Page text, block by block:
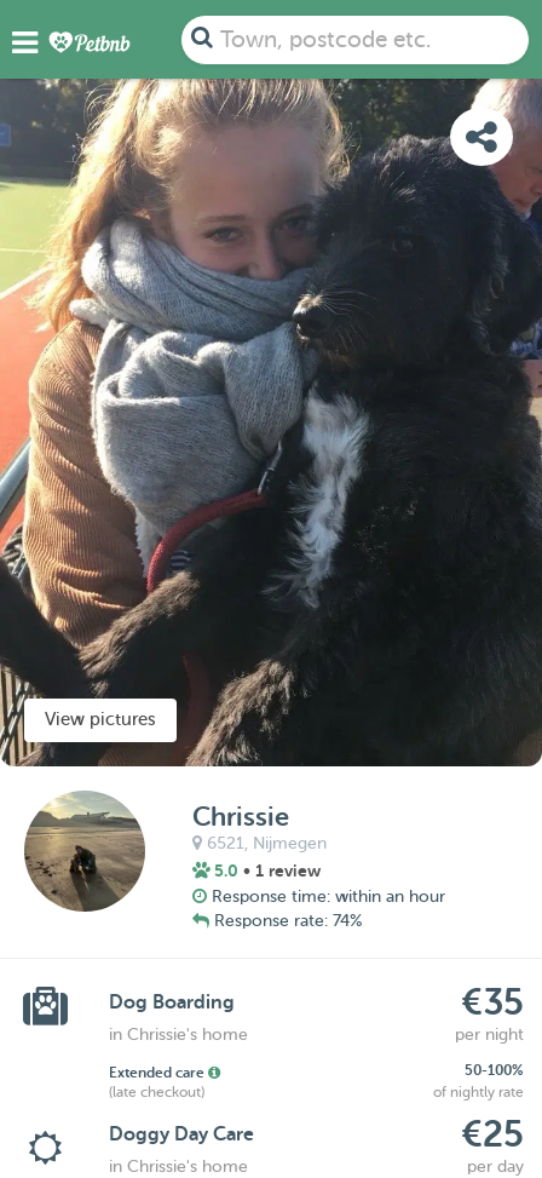
Town, postcode etc.
PHOTOS REVIEWS
View pictures
Chrissie
6521, Nijmegen
5.0 • 1 review
Response time: within an hour
Response rate: 74%
Dog Boarding €35
in Chrissie's home per night
Extended care
50-100%
(late checkout)
of nightly rate
Doggy Day Care €25
in Chrissie's home per day